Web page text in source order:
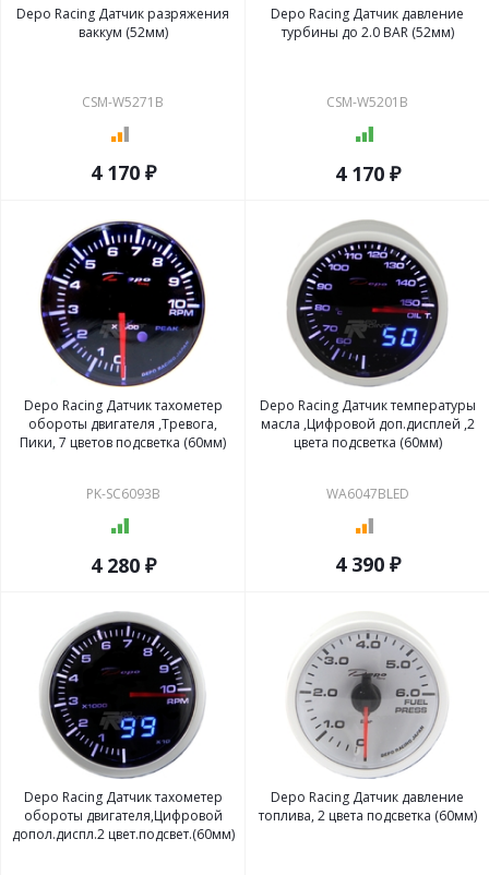
Depo Racing Датчик разряжения
ваккум (52мм)
CSM-W5271B
4 170 ₽
Depo Racing Датчик давление
турбины до 2.0 BAR (52мм)
CSM-W5201B
4 170 ₽
Depo Racing Датчик тахометер
обороты двигателя ,Тревога,
Пики, 7 цветов подсветка (60мм)
PK-SC6093B
4 280 ₽
Depo Racing Датчик температуры
масла ,Цифровой доп.дисплей ,2
цвета подсветка (60мм)
WA6047BLED
4 390 ₽
Depo Racing Датчик тахометер
обороты двигателя,Цифровой
допол.диспл.2 цвет.подсвет.(60мм)
Depo Racing Датчик давление
топлива, 2 цвета подсветка (60мм)